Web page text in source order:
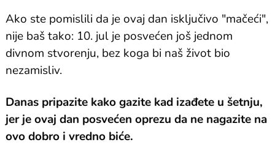
Ako ste pomislili da je ovaj dan isključivo "mačeći",
nije baš tako: 10. jul je posvećen još jednom
divnom stvorenju, bez koga bi naš život bio
nezamisliv.
Danas pripazite kako gazite kad izađete u šetnju,
jer je ovaj dan posvećen oprezu da ne nagazite na
ovo dobro i vredno biće.